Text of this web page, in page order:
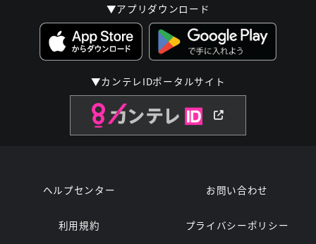
▼アプリダウンロード
▼カンテレIDポータルサイト
ヘルプセンター お問い合わせ
利用規約 プライバシーポリシー